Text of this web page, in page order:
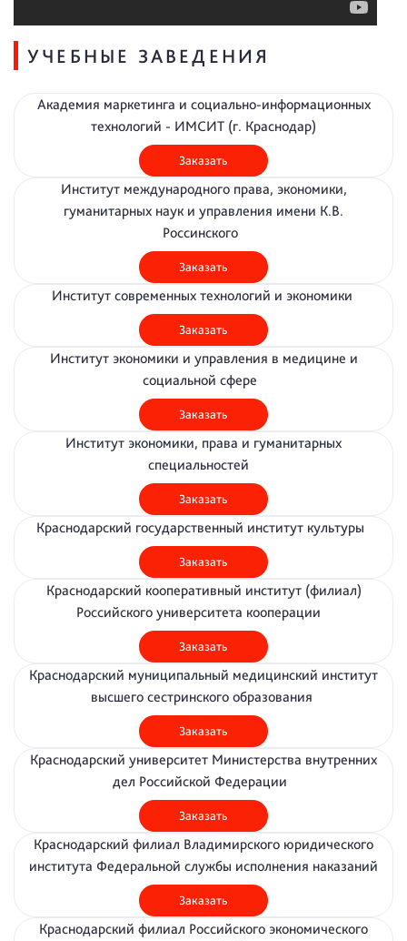
УЧЕБНЫЕ ЗАВЕДЕНИЯ
Академия маркетинга и социально-информационных
технологий - ИМСИТ (г. Краснодар)
Заказать
Институт международного права, экономики,
гуманитарных наук и управления имени К.В.
Россинского
Заказать
Институт современных технологий и экономики
Заказать
Институт экономики и управления в медицине и
социальной сфере
Заказать
Институт экономики, права и гуманитарных
специальностей
Заказать
Краснодарский государственный институт культуры
Заказать
Краснодарский кооперативный институт (филиал)
Российского университета кооперации
Заказать
Краснодарский муниципальный медицинский институт
высшего сестринского образования
Заказать
Краснодарский университет Министерства внутренних
дел Российской Федерации
Заказать
Краснодарский филиал Владимирского юридического
института Федеральной службы исполнения наказаний
Заказать
Краснодарский филиал Российского экономического